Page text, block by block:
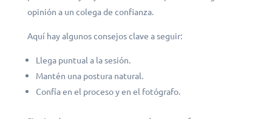
opinión a un colega de confianza.
Aquí hay algunos consejos clave a seguir:
Llega puntual a la sesión.
Mantén una postura natural.
Confía en el proceso y en el fotógrafo.